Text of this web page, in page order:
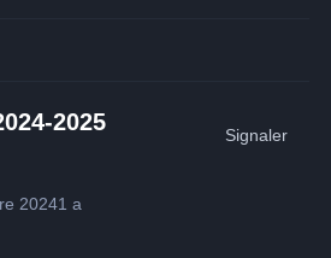
2025 Signaler
20241 a